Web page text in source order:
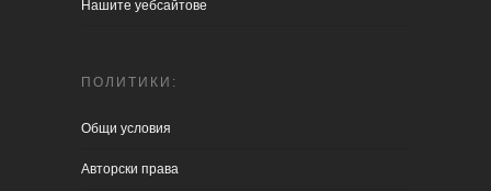
Нашите уебсайтове
ПОЛИТИКИ:
Общи условия
Aвторски права